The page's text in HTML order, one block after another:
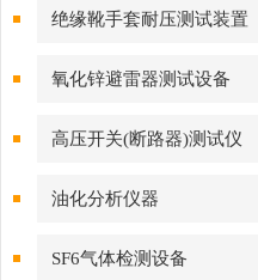
绝缘靴手套耐压测试装置
氧化锌避雷器测试设备
高压开关(断路器)测试仪
油化分析仪器
SF6气体检测设备